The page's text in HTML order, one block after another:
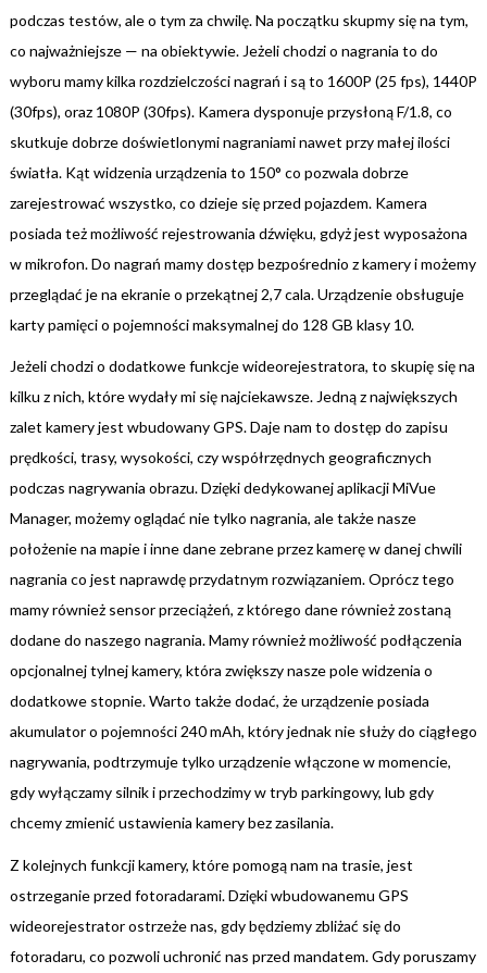
podczas testów, ale o tym za chwilę. Na początku skupmy się na tym,
co najważniejsze — na obiektywie. Jeżeli chodzi o nagrania to do
wyboru mamy kilka rozdzielczości nagrań i są to 1600P (25 fps), 1440P
(30fps), oraz 1080P (30fps). Kamera dysponuje przysłoną F/1.8, co
skutkuje dobrze doświetlonymi nagraniami nawet przy małej ilości
światła. Kąt widzenia urządzenia to 150° co pozwala dobrze
zarejestrować wszystko, co dzieje się przed pojazdem. Kamera
posiada też możliwość rejestrowania dźwięku, gdyż jest wyposażona
w mikrofon. Do nagrań mamy dostęp bezpośrednio z kamery i możemy
przeglądać je na ekranie o przekątnej 2,7 cala. Urządzenie obsługuje
karty pamięci o pojemności maksymalnej do 128 GB klasy 10.
Jeżeli chodzi o dodatkowe funkcje wideorejestratora, to skupię się na
kilku z nich, które wydały mi się najciekawsze. Jedną z największych
zalet kamery jest wbudowany GPS. Daje nam to dostęp do zapisu
prędkości, trasy, wysokości, czy współrzędnych geograficznych
podczas nagrywania obrazu. Dzięki dedykowanej aplikacji MiVue
Manager, możemy oglądać nie tylko nagrania, ale także nasze
położenie na mapie i inne dane zebrane przez kamerę w danej chwili
nagrania co jest naprawdę przydatnym rozwiązaniem. Oprócz tego
mamy również sensor przeciążeń, z którego dane również zostaną
dodane do naszego nagrania. Mamy również możliwość podłączenia
opcjonalnej tylnej kamery, która zwiększy nasze pole widzenia o
dodatkowe stopnie. Warto także dodać, że urządzenie posiada
akumulator o pojemności 240 mAh, który jednak nie służy do ciągłego
nagrywania, podtrzymuje tylko urządzenie włączone w momencie,
gdy wyłączamy silnik i przechodzimy w tryb parkingowy, lub gdy
chcemy zmienić ustawienia kamery bez zasilania.
Z kolejnych funkcji kamery, które pomogą nam na trasie, jest
ostrzeganie przed fotoradarami. Dzięki wbudowanemu GPS
wideorejestrator ostrzeże nas, gdy będziemy zbliżać się do
fotoradaru, co pozwoli uchronić nas przed mandatem. Gdy poruszamy